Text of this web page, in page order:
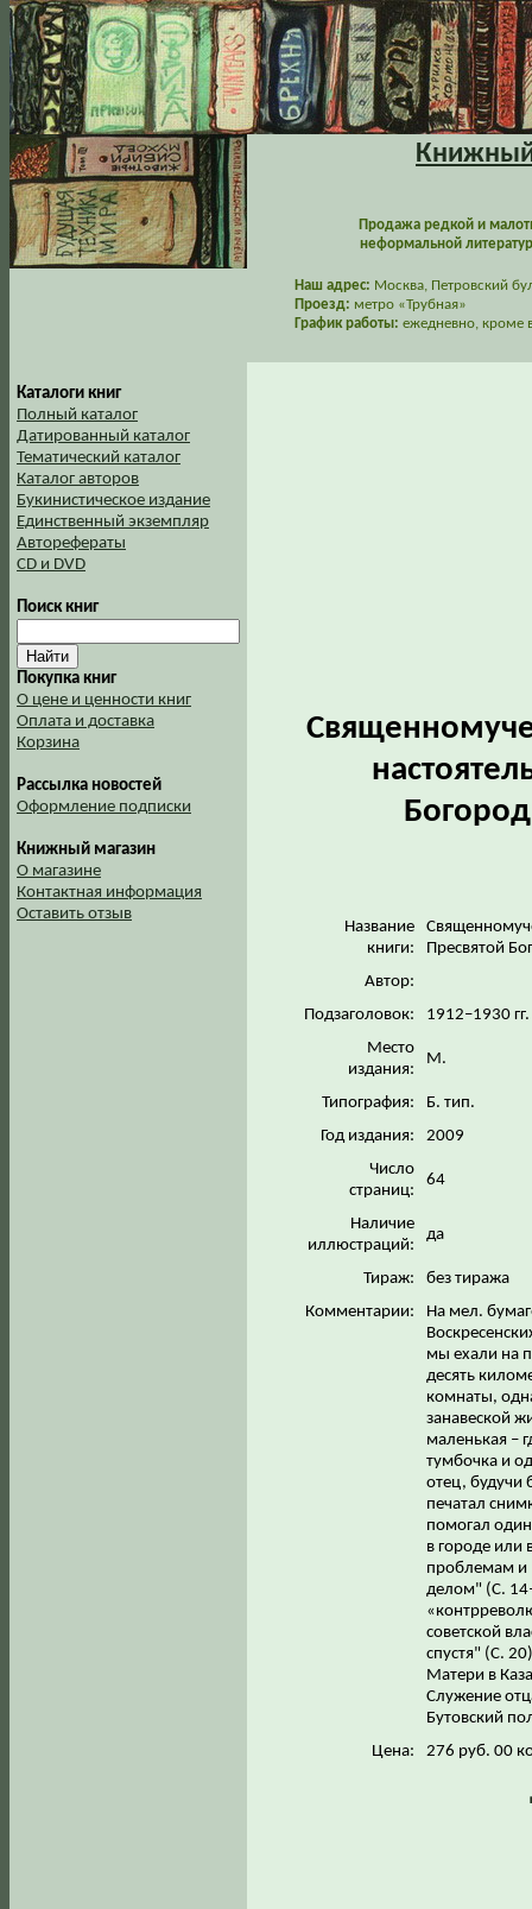
Книжный
Продажа редкой и
неформальной
Наш адрес: Москва, Петровский
Проезд: метро «Трубная»
График работы: ежедневно, кроме
Каталоги книг
Полный каталог
Датированный каталог
Тематический каталог
Каталог авторов
Букинистическое издание
Единственный экземпляр
Авторефераты
CD и DVD
Поиск книг
Покупка книг
О цене и ценности книг
Оплата и доставка
Корзина
Рассылка новостей
Оформление подписки
Книжный магазин
О магазине
Контактная информация
Оставить отзыв
Название
книги:
Пресвятой
Автор:
Подзаголовок:
1912–1930 гг.
Место
издания:
М.
Типография:
Б. тип.
Год издания:
2009
Число
страниц:
64
Наличие
иллюстраций:
да
Тираж:
без тиража
Комментарии:
На мел.
мы ехали на
десять
комнаты,
занавеской
маленькая –
тумбочка и
отец, будучи
печатал
помогал
в городе или
проблемам и
делом" (С.
советской
спустя" (С.
Матери в
Служение
Бутовский
Цена:
276 руб. 00